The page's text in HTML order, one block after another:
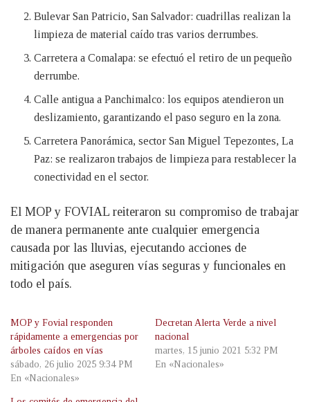
Bulevar San Patricio, San Salvador: cuadrillas realizan la
limpieza de material caído tras varios derrumbes.
Carretera a Comalapa: se efectuó el retiro de un pequeño
derrumbe.
Calle antigua a Panchimalco: los equipos atendieron un
deslizamiento, garantizando el paso seguro en la zona.
Carretera Panorámica, sector San Miguel Tepezontes, La
Paz: se realizaron trabajos de limpieza para restablecer la
conectividad en el sector.
El MOP y FOVIAL reiteraron su compromiso de trabajar
de manera permanente ante cualquier emergencia
causada por las lluvias, ejecutando acciones de
mitigación que aseguren vías seguras y funcionales en
todo el país.
MOP y Fovial responden
rápidamente a emergencias por
árboles caídos en vías
sábado, 26 julio 2025 9:34 PM
En «Nacionales»
Decretan Alerta Verde a nivel
nacional
martes, 15 junio 2021 5:32 PM
En «Nacionales»